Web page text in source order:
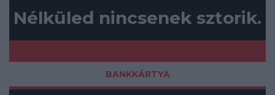
Nélküled nincsenek sztorik.
BANKKÁRTYA